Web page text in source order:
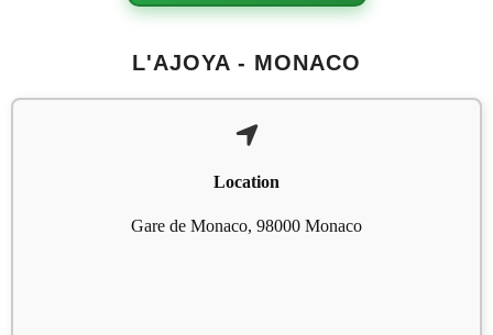
L'AJOYA - MONACO
Location
Gare de Monaco, 98000 Monaco